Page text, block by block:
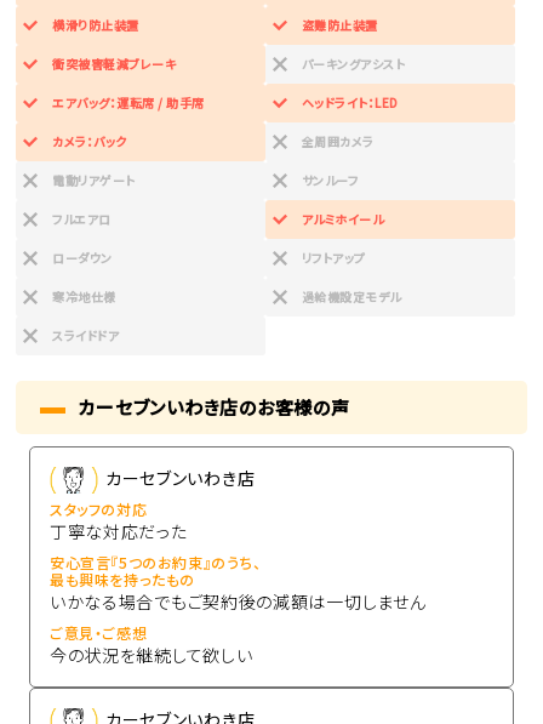
横滑り防止装置 盗難防止装置
衝突被害軽減ブレーキ パーキングアシスト
エアバッグ：運転席 / 助手席 ヘッドライト：LED
カメラ：バック 全周囲カメラ
電動リアゲート サンルーフ
フルエアロ アルミホイール
ローダウン リフトアップ
寒冷地仕様 過給機設定モデル
スライドドア
カーセブンいわき店のお客様の声
カーセブンいわき店
スタッフの対応
丁寧な対応だった
安心宣言『5つのお約束』のうち、
最も興味を持ったもの
いかなる場合でもご契約後の減額は一切しません
ご意見・ご感想
今の状況を継続して欲しい